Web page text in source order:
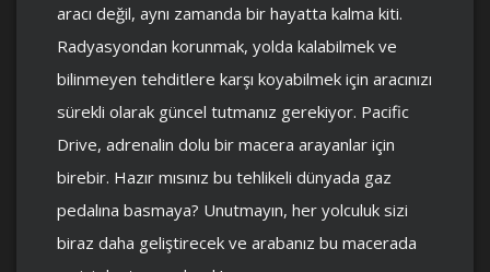
aracı değil, aynı zamanda bir hayatta kalma kiti.
Radyasyondan korunmak, yolda kalabilmek ve
bilinmeyen tehditlere karşı koyabilmek için aracınızı
sürekli olarak güncel tutmanız gerekiyor. Pacific
Drive, adrenalin dolu bir macera arayanlar için
birebir. Hazır mısınız bu tehlikeli dünyada gaz
pedalına basmaya? Unutmayın, her yolculuk sizi
biraz daha geliştirecek ve arabanız bu macerada